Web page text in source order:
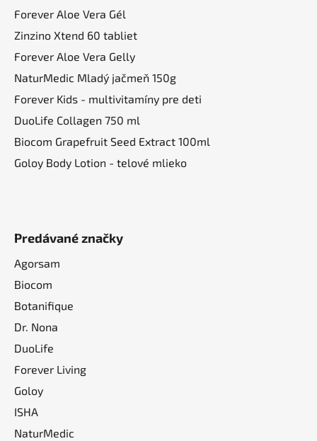
Forever Aloe Vera Gél
Zinzino Xtend 60 tabliet
Forever Aloe Vera Gelly
NaturMedic Mladý jačmeň 150g
Forever Kids - multivitamíny pre deti
DuoLife Collagen 750 ml
Biocom Grapefruit Seed Extract 100ml
Goloy Body Lotion - telové mlieko
Predávané značky
Agorsam
Biocom
Botanifique
Dr. Nona
DuoLife
Forever Living
Goloy
ISHA
NaturMedic